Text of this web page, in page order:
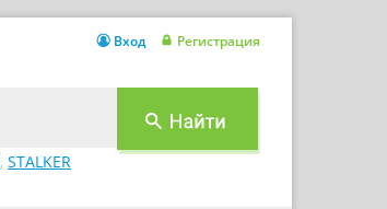
, STALKER
Вход Регистрация